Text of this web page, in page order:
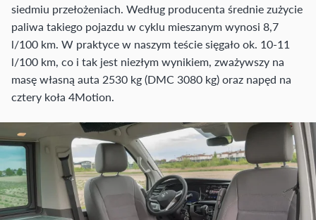
siedmiu przełożeniach. Według producenta średnie zużycie
paliwa takiego pojazdu w cyklu mieszanym wynosi 8,7
l/100 km. W praktyce w naszym teście sięgało ok. 10-11
l/100 km, co i tak jest niezłym wynikiem, zważywszy na
masę własną auta 2530 kg (DMC 3080 kg) oraz napęd na
cztery koła 4Motion.